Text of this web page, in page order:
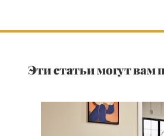
Эти статьи могут вам